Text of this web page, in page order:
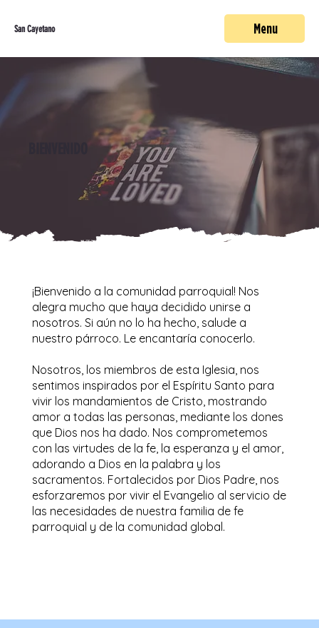
San Cayetano Menu
¡Bienvenido a la comunidad parroquial! Nos
alegra mucho que haya decidido unirse a
nosotros. Si aún no lo ha hecho, salude a
nuestro párroco. Le encantaría conocerlo.
Nosotros, los miembros de esta Iglesia, nos
sentimos inspirados por el Espíritu Santo para
vivir los mandamientos de Cristo, mostrando
amor a todas las personas, mediante los dones
que Dios nos ha dado. Nos comprometemos
con las virtudes de la fe, la esperanza y el amor,
adorando a Dios en la palabra y los
sacramentos. Fortalecidos por Dios Padre, nos
esforzaremos por vivir el Evangelio al servicio de
las necesidades de nuestra familia de fe
parroquial y de la comunidad global.